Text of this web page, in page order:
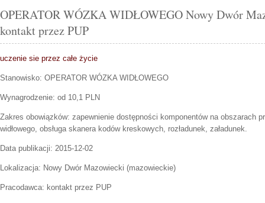
OPERATOR WÓZKA WIDŁOWEGO Nowy Dwór
kontakt przez PUP
uczenie sie przez całe życie
Stanowisko: OPERATOR WÓZKA WIDŁOWEGO
Wynagrodzenie: od 10,1 PLN
Zakres obowiązków: zapewnienie dostępności komponentów na obszarach
widłowego, obsługa skanera kodów kreskowych, rozładunek, załadunek.
Data publikacji: 2015-12-02
Lokalizacja: Nowy Dwór Mazowiecki (mazowieckie)
Pracodawca: kontakt przez PUP